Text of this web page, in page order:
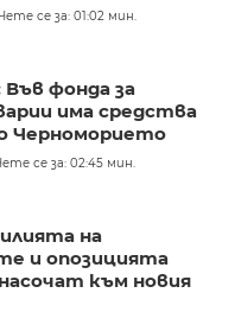
се за: 01:02 мин.
Във фонда за
има средства
Черноморието
се за: 02:45 мин.
на
и опозицията
към новия